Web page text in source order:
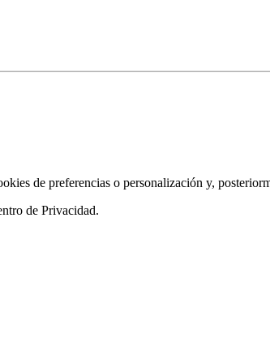
de preferencias o personalización y,
de Privacidad.